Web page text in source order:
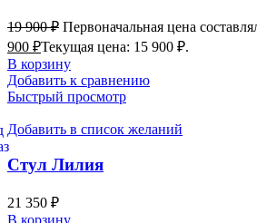
19 900₽ Первоначальная цена
900 ₽Текущая цена: 15 900 ₽.
В корзину
Добавить к сравнению
Быстрый просмотр
Добавить в список желаний
Стул Лилия
21 350 ₽
В корзину